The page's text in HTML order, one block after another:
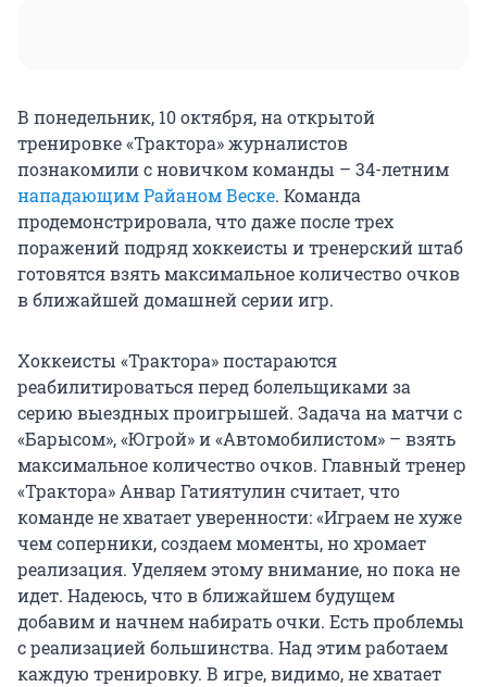
В понедельник, 10 октября, на открытой
тренировке «Трактора» журналистов
познакомили с новичком команды – 34-летним
нападающим Райаном Веске. Команда
продемонстрировала, что даже после трех
поражений подряд хоккеисты и тренерский штаб
готовятся взять максимальное количество очков
в ближайшей домашней серии игр.
Хоккеисты «Трактора» постараются
реабилитироваться перед болельщиками за
серию выездных проигрышей. Задача на матчи с
«Барысом», «Югрой» и «Автомобилистом» – взять
максимальное количество очков. Главный тренер
«Трактора» Анвар Гатиятулин считает, что
команде не хватает уверенности: «Играем не хуже
чем соперники, создаем моменты, но хромает
реализация. Уделяем этому внимание, но пока не
идет. Надеюсь, что в ближайшем будущем
добавим и начнем набирать очки. Есть проблемы
с реализацией большинства. Над этим работаем
каждую тренировку. В игре, видимо, не хватает